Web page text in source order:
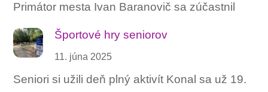
Primátor mesta Ivan Baranovič sa zúčastnil
Športové hry seniorov
11. júna 2025
Seniori si užili deň plný aktivít Konal sa už 19.